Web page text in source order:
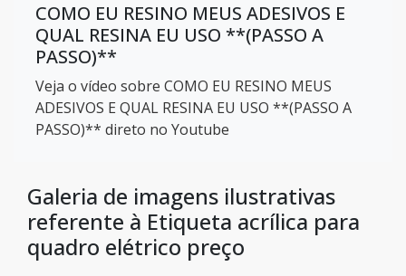
COMO EU RESINO MEUS ADESIVOS E
QUAL RESINA EU USO **(PASSO A
PASSO)**
Veja o vídeo sobre COMO EU RESINO MEUS
ADESIVOS E QUAL RESINA EU USO **(PASSO A
PASSO)** direto no Youtube
Galeria de imagens ilustrativas
referente à Etiqueta acrílica para
quadro elétrico preço